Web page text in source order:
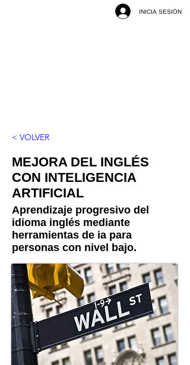
INICIA SESIÓN
< VOLVER
MEJORA DEL INGLÉS
CON INTELIGENCIA
ARTIFICIAL
Aprendizaje progresivo del
idioma inglés mediante
herramientas de ia para
personas con nivel bajo.